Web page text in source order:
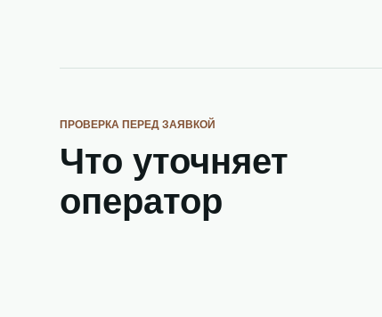
ПРОВЕРКА ПЕРЕД ЗАЯВКОЙ
Что уточняет
оператор